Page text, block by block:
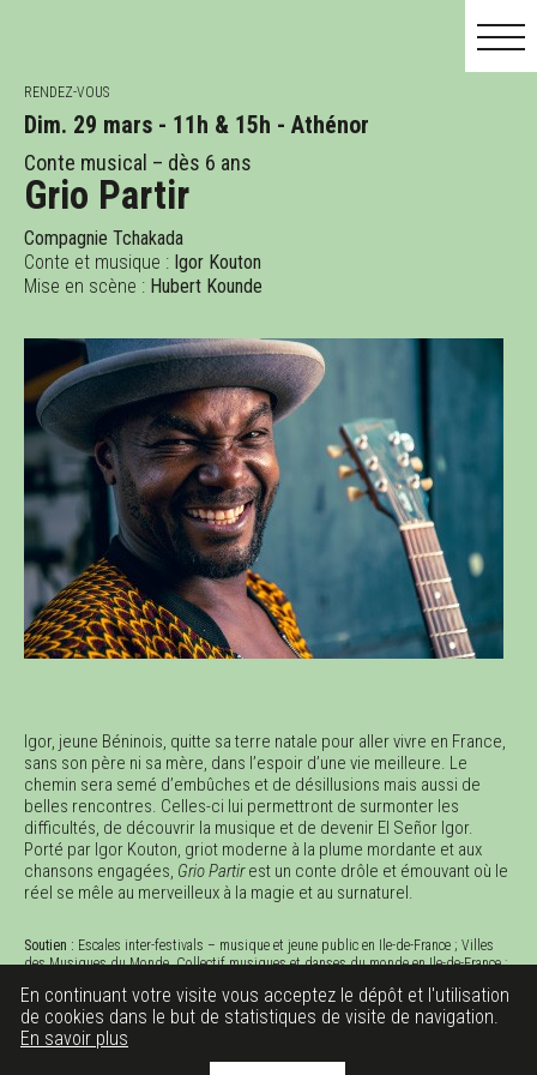
MAI
RENDEZ-VOUS
Dim. 29 mars - 11h & 15h - Athénor
Conte musical – dès 6 ans
Grio Partir
Compagnie Tchakada
Conte et musique : Igor Kouton
Mise en scène : Hubert Kounde
Igor, jeune Béninois, quitte sa terre natale pour aller vivre en France,
sans son père ni sa mère, dans l’espoir d’une vie meilleure. Le
chemin sera semé d’embûches et de désillusions mais aussi de
belles rencontres. Celles-ci lui permettront de surmonter les
difficultés, de découvrir la musique et de devenir El Señor Igor.
Porté par Igor Kouton, griot moderne à la plume mordante et aux
chansons engagées, Grio Partirest un conte drôle et émouvant où le
réel se mêle au merveilleux à la magie et au surnaturel.
Soutien : Escales inter-festivals – musique et jeune public en Ile-de-France ; Villes
des Musiques du Monde, Collectif musiques et danses du monde en Ile-de-France ;
Durée : 45 min
Tarifs : de 5 € à 7 €
En continuant votre visite vous acceptez le dépôt et l'utilisation
de cookies dans le but de statistiques de visite de navigation.
En savoir plus